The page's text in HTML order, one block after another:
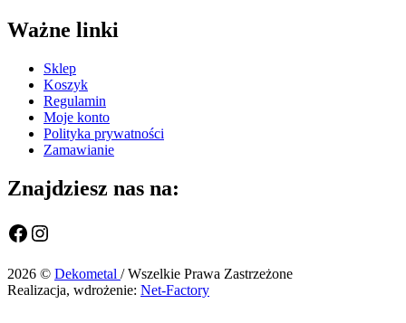
Ważne linki
Sklep
Koszyk
Regulamin
Moje konto
Polityka prywatności
Zamawianie
Znajdziesz nas na:
Facebook
Instagram
2026 © Dekometal / Wszelkie Prawa Zastrzeżone
Realizacja, wdrożenie: Net-Factory